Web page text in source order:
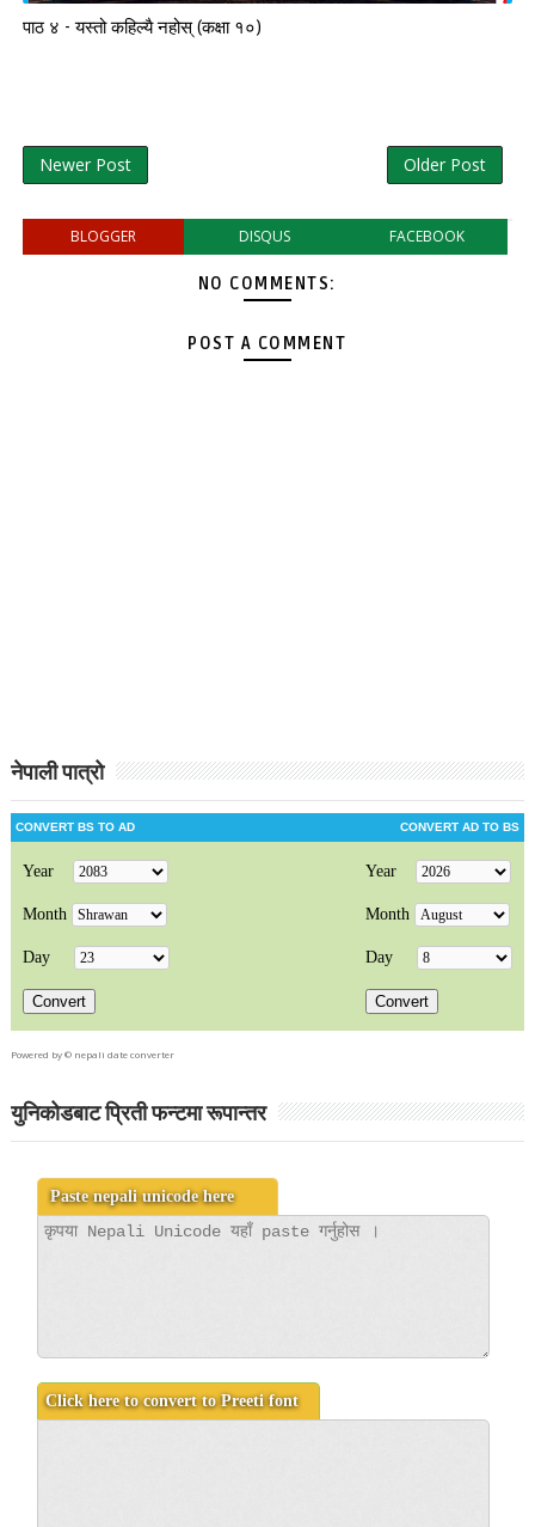
पाठ ४ - यस्तो कहिल्यै नहोस् (कक्षा १०)
Newer Post Older Post
BLOGGER DISQUS FACEBOOK
NO COMMENTS:
POST A COMMENT
नेपाली पात्रो
Powered by © nepali date converter
युनिकोडबाट प्रिती फन्टमा रूपान्तर